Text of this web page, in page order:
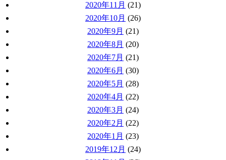
2020年11月 (21)
2020年10月 (26)
2020年9月 (21)
2020年8月 (20)
2020年7月 (21)
2020年6月 (30)
2020年5月 (28)
2020年4月 (22)
2020年3月 (24)
2020年2月 (22)
2020年1月 (23)
2019年12月 (24)